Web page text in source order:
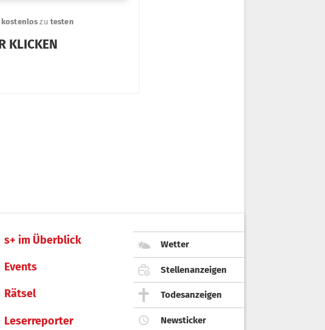
s+ im Überblick
Events
Rätsel
Leserreporter
Wetter
Stellenanzeigen
Todesanzeigen
Newsticker